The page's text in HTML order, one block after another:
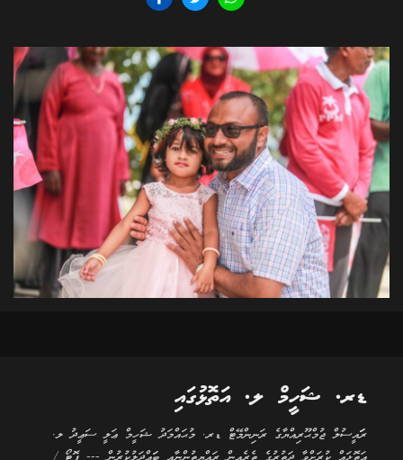
ޑރ. ޝަހީމް ލ. އަތޮޅުގައި
ރަަައީސުލް ޖުމްޙޫރިއްޔާގެ ރަނިންމޭޓް ޑރ. މުޙައްމަދު ޝަހީމް ޢަލީ ސަޢީދު ލ.